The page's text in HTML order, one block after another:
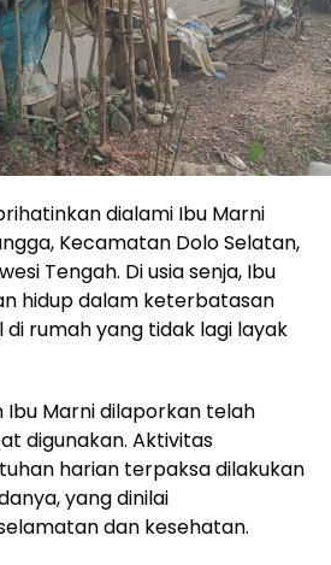
dialami Ibu Marni
Kecamatan Dolo Selatan,
Tengah. Di usia senja, Ibu
hidup dalam keterbatasan
rumah yang tidak lagi layak
Ibu Marni dilaporkan telah
digunakan. Aktivitas
harian terpaksa dilakukan
yang dinilai
dan kesehatan.